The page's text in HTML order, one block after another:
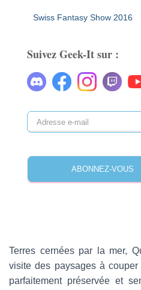
Swiss Fantasy Show 2016
Suivez Geek-It sur :
A
d
e
s
a
i
ABONNEZ-VOUS
Terres cernées par la mer,
visite des paysages à
parfaitement préservée et